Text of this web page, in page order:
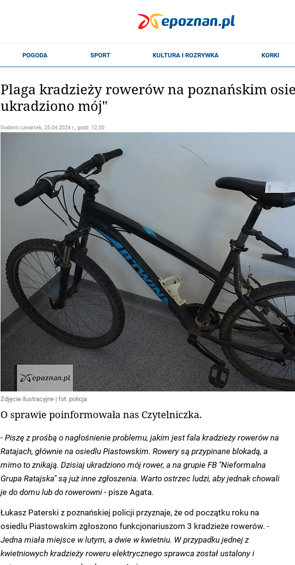
Plaga kradzieży rowerów na poznańskim
ukradziono mój"
Dodano czwartek, 25.04.2024 r., godz. 12.00
Zdjęcie ilustracyjne | fot. policja
O sprawie poinformowała nas Czytelniczka.
- Piszę z prośbą o nagłośnienie problemu, jakim jest fala kradzieży rowerów na
Ratajach, głównie na osiedlu Piastowskim. Rowery są przypinane blokadą, a
mimo to znikają. Dzisiaj ukradziono mój rower, a na grupie FB "Nieformalna
Grupa Ratajska" są już inne zgłoszenia. Warto ostrzec ludzi, aby jednak chowali
je do domu lub do rowerowni -pisze Agata.
Łukasz Paterski z poznańskiej policji przyznaje, że od początku roku na
osiedlu Piastowskim zgłoszono funkcjonariuszom 3 kradzieże rowerów. -
Jedna miała miejsce w lutym, a dwie w kwietniu. W przypadku jednej z
kwietniowych kradzieży roweru elektrycznego sprawca został ustalony i